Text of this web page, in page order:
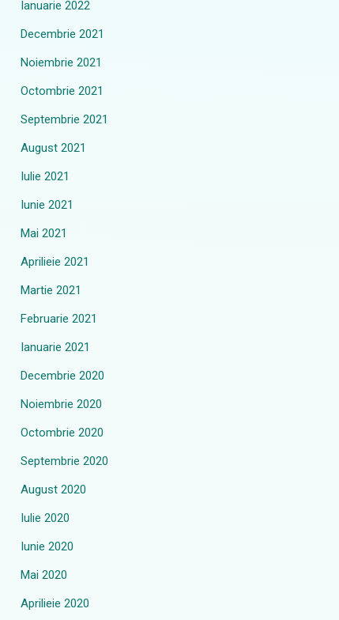
Ianuarie 2022
Decembrie 2021
Noiembrie 2021
Octombrie 2021
Septembrie 2021
August 2021
Iulie 2021
Iunie 2021
Mai 2021
Aprilieie 2021
Martie 2021
Februarie 2021
Ianuarie 2021
Decembrie 2020
Noiembrie 2020
Octombrie 2020
Septembrie 2020
August 2020
Iulie 2020
Iunie 2020
Mai 2020
Aprilieie 2020